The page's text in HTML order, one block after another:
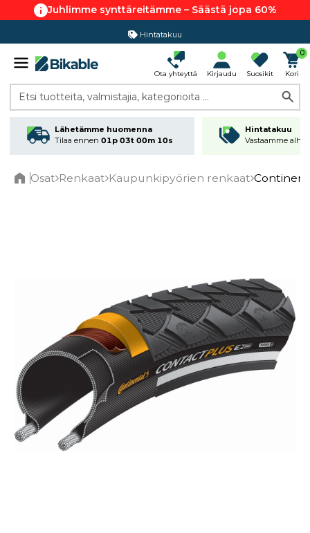
Juhlimme synttäreitämme – Säästä jopa 60%
Hintatakuu
Ota yhteyttä Kirjaudu Suosikit
0
Kori
Etsi tuotteita, valmistajia, kategorioita ...
Lähetämme huomenna
Tilaa ennen 01p 03t 00m 09s
Hintatakuu
Vastaamme
Osat Renkaat Kaupunkipyörien renkaat